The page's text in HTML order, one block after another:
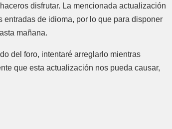
disfrutar. La mencionada actualización
de idioma, por lo que para disponer
mañana.
del foro, intentaré arreglarlo mientras
que esta actualización nos pueda causar,